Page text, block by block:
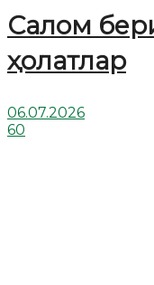
Салом
ҳолатлар
06.07.2026
60